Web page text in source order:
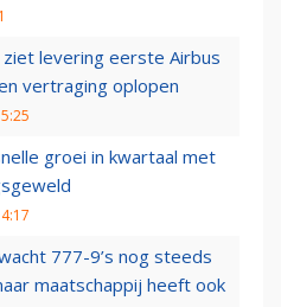
ziet levering eerste Airbus
vertraging oplopen
groei in kwartaal met
777-9’s nog steeds
maatschappij heeft ook